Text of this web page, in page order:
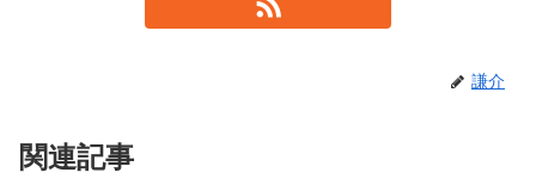
謙介
関連記事